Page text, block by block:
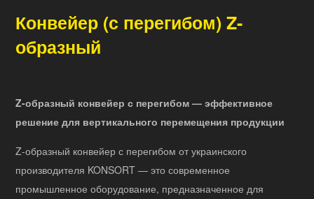
Новости
Конвейер (с перегибом) Z-
образный
Z-образный конвейер с перегибом — эффективное
решение для вертикального перемещения продукции
Z-образный конвейер с перегибом от украинского
производителя KONSORT — это современное
промышленное оборудование, предназначенное для